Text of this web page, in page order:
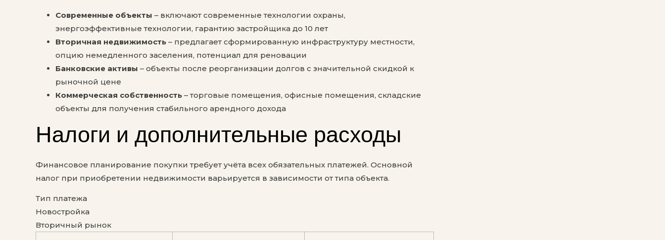
Современные объекты – включают современные технологии охраны,
энергоэффективные технологии, гарантию застройщика до 10 лет
Вторичная недвижимость – предлагает сформированную инфраструктуру местности,
опцию немедленного заселения, потенциал для реновации
Банковские активы – объекты после реорганизации долгов с значительной скидкой к
рыночной цене
Коммерческая собственность – торговые помещения, офисные помещения, складские
объекты для получения стабильного арендного дохода
Налоги и дополнительные расходы
Финансовое планирование покупки требует учёта всех обязательных платежей. Основной
налог при приобретении недвижимости варьируется в зависимости от типа объекта.
Тип платежа
Новостройка
Вторичный рынок